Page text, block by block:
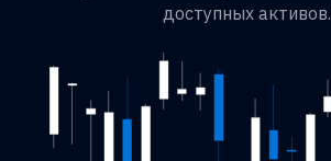
доступных активов.